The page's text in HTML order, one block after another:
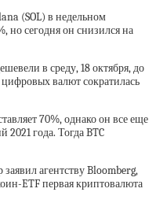
(SOL) в недельном
но сегодня он снизился на
в среду, 18 октября, до
валют сократилась
70%, однако он все еще
2021 года. Тогда BTC
агентству Bloomberg,
ETF первая криптовалюта